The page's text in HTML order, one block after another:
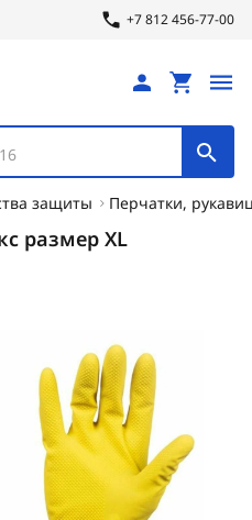
+7 812 456-77-00
защиты Перчатки,
размер XL